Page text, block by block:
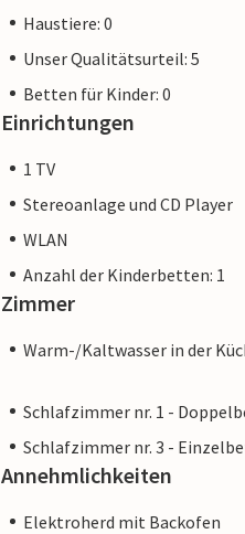
Haustiere: 0
Unser Qualitätsurteil: 5
Betten für Kinder: 0
Einrichtungen
1 TV
Stereoanlage und CD Player
WLAN
Anzahl der Kinderbetten: 1
Zimmer
Warm-/Kaltwasser in der
Schlafzimmer nr. 1 -
Schlafzimmer nr. 3 -
Annehmlichkeiten
Elektroherd mit Backofen